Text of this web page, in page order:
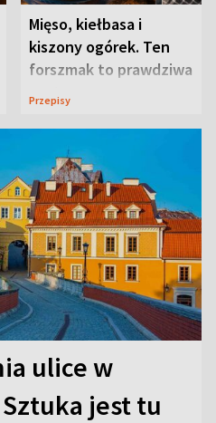
Mięso, kiełbasa i
kiszony ogórek. Ten
forszmak to prawdziwa
uczta
Przepisy
ulice w
jest tu